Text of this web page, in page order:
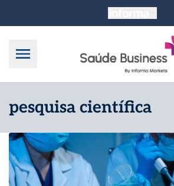
pesquisa científica